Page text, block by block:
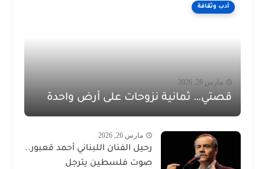
أدب وثقافة
مارس 26, 2026
قصتي… ثمانية نزوحات على أرض واحدة
مارس 26, 2026
رحيل الفنان اللبناني أحمد قعبور..
صوت فلسطين يترجل